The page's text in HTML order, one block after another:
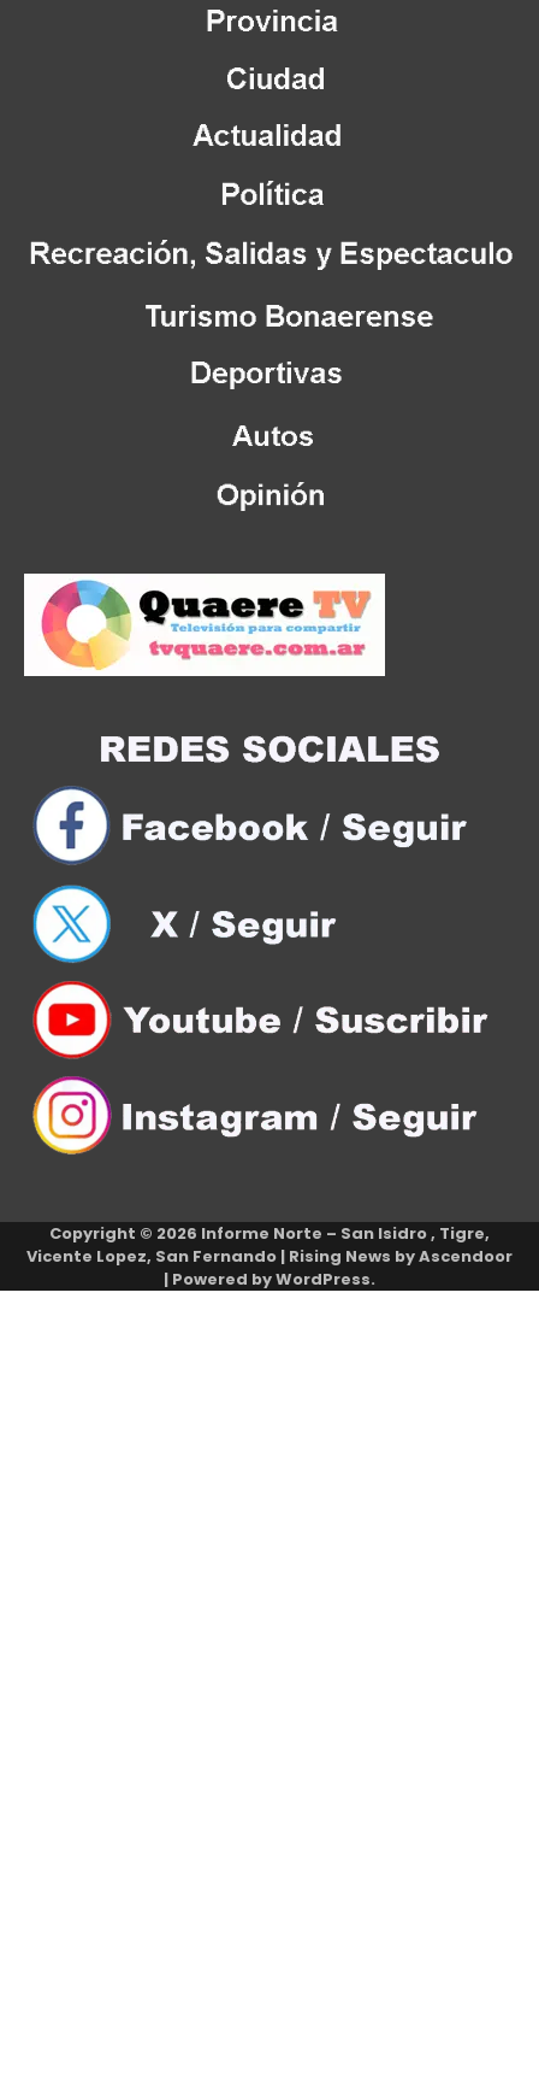
Copyright © 2026 Informe Norte – San Isidro , Tigre,
Vicente Lopez, San Fernando | Rising News byAscendoor
| Powered byWordPress.